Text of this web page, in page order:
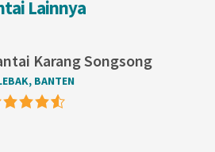
Lainnya
Karang Songsong
BANTEN